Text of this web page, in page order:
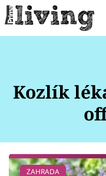
Kozlík
ZAHRADA